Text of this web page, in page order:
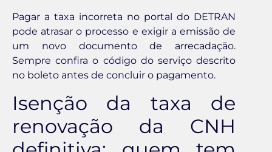
Pagar a taxa incorreta no portal do DETRAN
pode atrasar o processo e exigir a emissão de
um novo documento de arrecadação.
Sempre confira o código do serviço descrito
no boleto antes de concluir o pagamento.
Isenção da taxa de
renovação da CNH